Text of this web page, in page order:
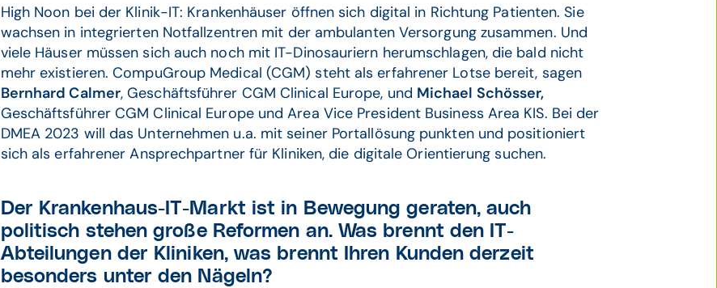
High Noon bei der Klinik-IT: Krankenhäuser öffnen sich digital in Richtung Patienten. Sie
wachsen in integrierten Notfallzentren mit der ambulanten Versorgung zusammen. Und
viele Häuser müssen sich auch noch mit IT-Dinosauriern herumschlagen, die bald nicht
mehr existieren. CompuGroup Medical (CGM) steht als erfahrener Lotse bereit, sagen
Bernhard Calmer, Geschäftsführer CGM Clinical Europe, und Michael Schösser,
Geschäftsführer CGM Clinical Europe und Area Vice President Business Area KIS. Bei der
DMEA 2023 will das Unternehmen u.a. mit seiner Portallösung punkten und positioniert
sich als erfahrener Ansprechpartner für Kliniken, die digitale Orientierung suchen.
Der Krankenhaus-IT-Markt ist in Bewegung geraten, auch
politisch stehen große Reformen an. Was brennt den IT-
Abteilungen der Kliniken, was brennt Ihren Kunden derzeit
besonders unter den Nägeln?